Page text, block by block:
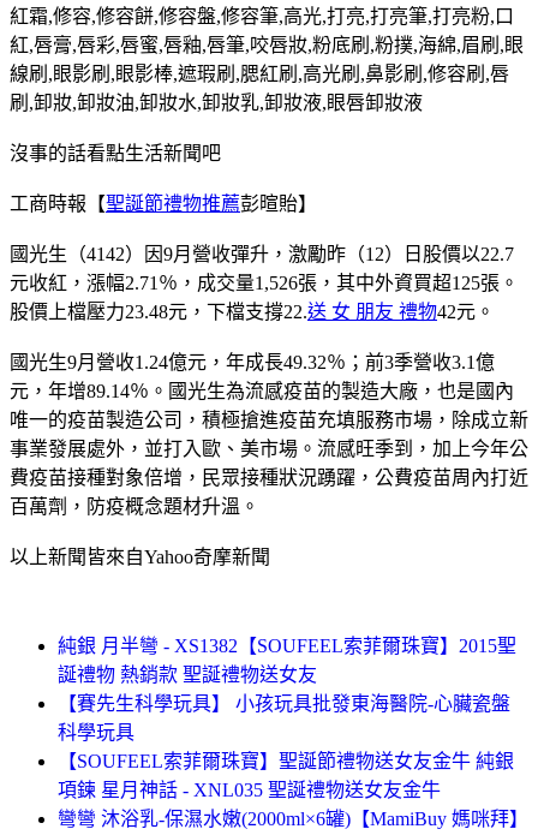
紅霜,修容,修容餅,修容盤,修容筆,高光,打亮,打亮筆,打亮粉,口
紅,唇膏,唇彩,唇蜜,唇釉,唇筆,咬唇妝,粉底刷,粉撲,海綿,眉刷,眼
線刷,眼影刷,眼影棒,遮瑕刷,腮紅刷,高光刷,鼻影刷,修容刷,唇
刷,卸妝,卸妝油,卸妝水,卸妝乳,卸妝液,眼唇卸妝液
沒事的話看點生活新聞吧
工商時報【聖誕節禮物推薦彭暄貽】
國光生（4142）因9月營收彈升，激勵昨（12）日股價以22.7
元收紅，漲幅2.71％，成交量1,526張，其中外資買超125張。
股價上檔壓力23.48元，下檔支撐22.送 女 朋友 禮物42元。
國光生9月營收1.24億元，年成長49.32％；前3季營收3.1億
元，年增89.14％。國光生為流感疫苗的製造大廠，也是國內
唯一的疫苗製造公司，積極搶進疫苗充填服務市場，除成立新
事業發展處外，並打入歐、美市場。流感旺季到，加上今年公
費疫苗接種對象倍增，民眾接種狀況踴躍，公費疫苗周內打近
百萬劑，防疫概念題材升溫。
以上新聞皆來自Yahoo奇摩新聞
純銀 月半彎 - XS1382【SOUFEEL索菲爾珠寶】2015聖
誕禮物 熱銷款 聖誕禮物送女友
【賽先生科學玩具】 小孩玩具批發東海醫院-心臟瓷盤
科學玩具
【SOUFEEL索菲爾珠寶】聖誕節禮物送女友金牛 純銀
項鍊 星月神話 - XNL035 聖誕禮物送女友金牛
彎彎 沐浴乳-保濕水嫩(2000ml×6罐)【MamiBuy 媽咪拜】